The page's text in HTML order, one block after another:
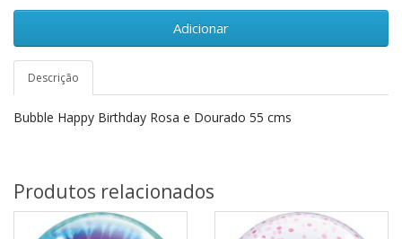
Adicionar
Descrição
Bubble Happy Birthday Rosa e Dourado 55 cms
Produtos relacionados